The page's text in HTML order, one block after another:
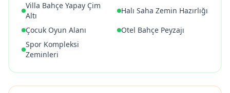
Villa Bahçe Yapay Çim
Altı
Halı Saha Zemin Hazırlığı
Çocuk Oyun Alanı
Otel Bahçe Peyzajı
Spor Kompleksi
Zeminleri